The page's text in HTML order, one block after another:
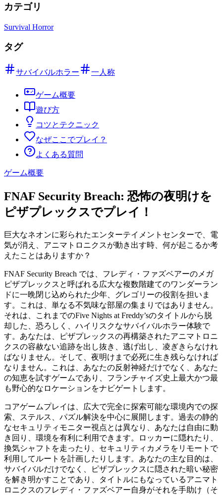
カテゴリ
Survival Horror
タグ
サバイバルホラー 一人称
ゲーム概要
遊び方
コツとテクニック
なぜここでプレイ？
よくある質問
ゲーム概要
FNAF Security Breach: 恐怖の夜明けを
ピザプレックスでプレイ！
巨大なネオンに彩られたエンターテイメントセンターで、電
気が消え、アニマトロニクスが動き出す時、何が起こるか考
えたことはありますか？
FNAF Security Breach では、フレディ・ファズベアーのメガ
ピザプレックスと呼ばれる広大な複数階建てのワンダーラン
ドに一晩閉じ込められた少年、グレゴリーの役割を担いま
す。これは、単なる不気味な部屋の集まりではありません。
それは、これまでのFive Nights at Freddy’sのタイトルから脱
却した、恐ろしく、ハイリスクなサバイバルホラー体験で
す。あなたは、ピザプレックスの再構築されたアニマトロニ
クスの容赦ない追跡を出し抜き、逃げ出し、凌ぎきらなけれ
ばなりません。そして、夜明けまで必死に生き残らなければ
なりません。これは、あなたの反射神経だけでなく、あなた
の知恵を試すゲームであり、フランチャイズ史上最大かつ最
も野心的なロケーションをナビゲートします。
コアゲームプレイは、広大で完全に探索可能な環境内での探
索、ステルス、パズル解決を中心に展開します。過去の静的
なセキュリティモニター視点とは異なり、あなたは自由に動
き回り、環境を有利に利用できます。ロッカーに隠れたり、
換気シャフトを走ったり、セキュリティカメラをリモートで
利用してルートを計画したりします。あなたの主な目的は、
サバイバルだけでなく、ピザプレックスに隠された暗い秘密
を解き明かすことであり、タイトルにもなっているアニマト
ロニクスのフレディ・ファズベアー自身がそれを手助け（そ